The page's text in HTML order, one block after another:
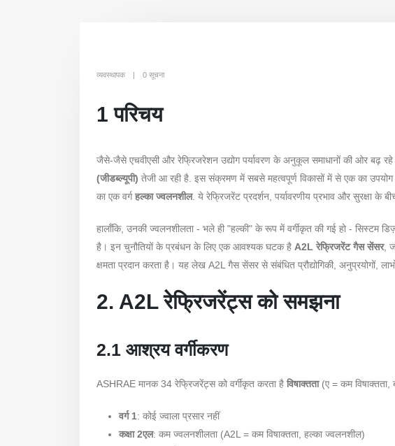
व्यवस्थापक 0 सूचना
1 परिचय
जैसे-जैसे एचवीएसी और रेफ्रिजरेशन उद्योग पर्यावरण के अनुकूल समाधानों की ओर बढ़
(जीडब्ल्यूपी) तेजी आ रही है. इस संक्रमण में सबसे महत्वपूर्ण विकासों में से एक का उपयोग
का एक वर्गहल्का ज्वलनशील. ये रेफ्रिजरेंट प्रदर्शन, पर्यावरणीय प्रभाव और सुरक्षा के
हालाँकि, उनकी ज्वलनशीलता - भले ही "हल्की" के रूप में वर्गीकृत की गई हो - सिस्टम
है। इन चुनौतियों के प्रबंधन के लिए एक आवश्यक घटक है A2L रेफ्रिजरेंट गैस सेंसर,
क्षमता प्रदान करता है। यह लेख A2L गैस सेंसर से संबंधित प्रौद्योगिकी, अनुप्रयोगों,
2. A2L रेफ्रिजरेंट्स को समझना
2.1 आश्रय वर्गीकरण
ASHRAE मानक 34 रेफ्रिजरेंट्स को वर्गीकृत करता है विषाक्तता(ए = कम विषाक्तता,
वर्ग 1: कोई ज्वाला प्रसार नहीं
कक्षा 2एल: कम ज्वलनशीलता (A2L = कम विषाक्तता, हल्का ज्वलनशील)